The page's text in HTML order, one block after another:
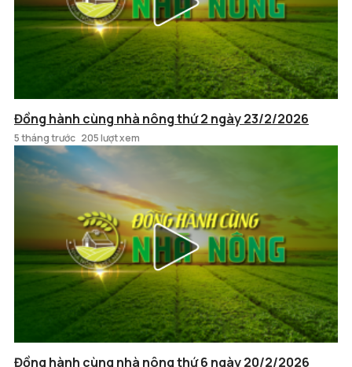
Đồng hành cùng nhà nông thứ 2 ngày 23/2/2026
5 tháng trước 205 lượt xem
Đồng hành cùng nhà nông thứ 6 ngày 20/2/2026